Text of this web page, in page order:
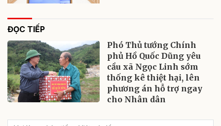
ĐỌC TIẾP
Phó Thủ tướng Chính
phủ Hồ Quốc Dũng yêu
cầu xã Ngọc Linh sớm
thống kê thiệt hại, lên
phương án hỗ trợ ngay
cho Nhân dân